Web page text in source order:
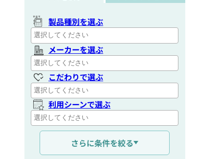
製品種別を選ぶ
メーカーを選ぶ
こだわりで選ぶ
利用シーンで選ぶ
通信距離を選ぶ
さらに条件を絞る